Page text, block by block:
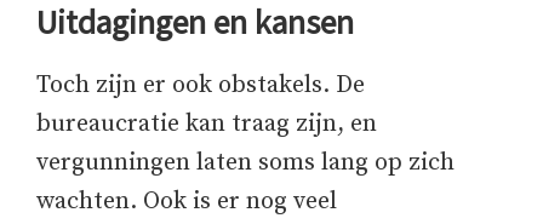
Uitdagingen en kansen
Toch zijn er ook obstakels. De
bureaucratie kan traag zijn, en
vergunningen laten soms lang op zich
wachten. Ook is er nog veel